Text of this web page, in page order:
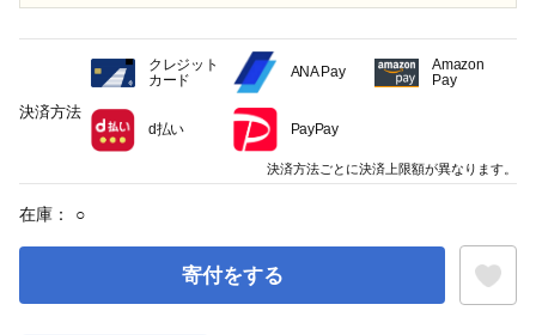
在庫： ○
寄付をする
決済方法
クレジット
カード
ANA Pay
Amazon
Pay
d払い PayPay
決済方法ごとに決済上限額が異なります。